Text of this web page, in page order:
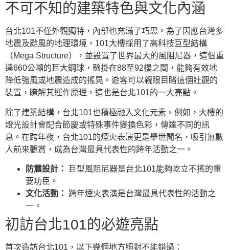
不可不知的建築特色與文化內涵
台北101不僅外觀獨特，內部也充滿了巧思。為了因應台灣多
地震及颱風的地理環境，101大樓採用了高科技巨型結構
（Mega Structure），並設置了世界最大的風阻尼器，這個重
達660公噸的巨大鋼球，懸掛在88至92樓之間，能夠有效地
降低強風或地震造成的搖晃。遊客可以親眼目睹這個壯觀的
裝置，瞭解其運作原理，這也是台北101的一大亮點。
除了建築結構，台北101也積極融入文化元素。例如，大樓的
燈光設計會配合節慶或特殊事件變換色彩，傳達不同的訊
息。在跨年夜，台北101的煙火表演更是舉世聞名，吸引無數
人前來觀賞，成為台灣最具代表性的跨年活動之一。
防震設計：
巨型風阻尼器是台北101能夠屹立不搖的重
要功臣。
文化活動：
跨年煙火表演是台灣最具代表性的活動之
一。
初訪台北101的必遊亮點
首次造訪台北101，以下幾個地方絕對不能錯過：